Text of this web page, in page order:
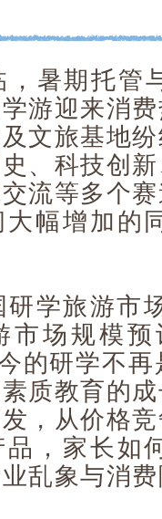
，暑期托管
游迎来消
文旅基地
、科技创
流等多个
大幅增加的
研学旅游市
市场规模
的研学不
质教育的
，从价格
品，家长如
乱象与消